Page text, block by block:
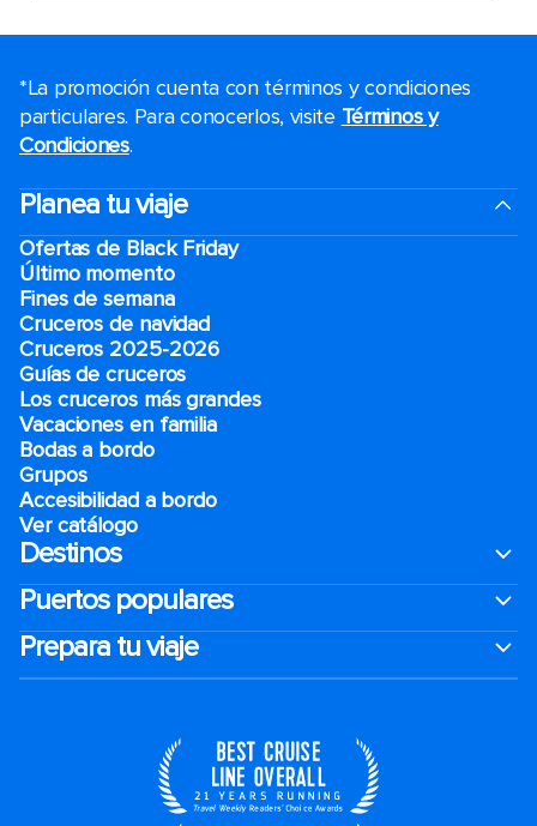
*La promoción cuenta con términos y condiciones
particulares. Para conocerlos, visite Términos y
Condiciones.
Planea tu viaje
Ofertas de Black Friday
Último momento
Fines de semana
Cruceros de navidad
Cruceros 2025-2026
Guías de cruceros
Los cruceros más grandes
Vacaciones en familia
Bodas a bordo
Grupos
Accesibilidad a bordo
Ver catálogo
Destinos
Puertos populares
Prepara tu viaje